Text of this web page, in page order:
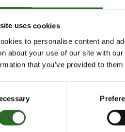
uses cookies
to personalise content and
about your use of our site with
that you’ve provided to
screew
Dense